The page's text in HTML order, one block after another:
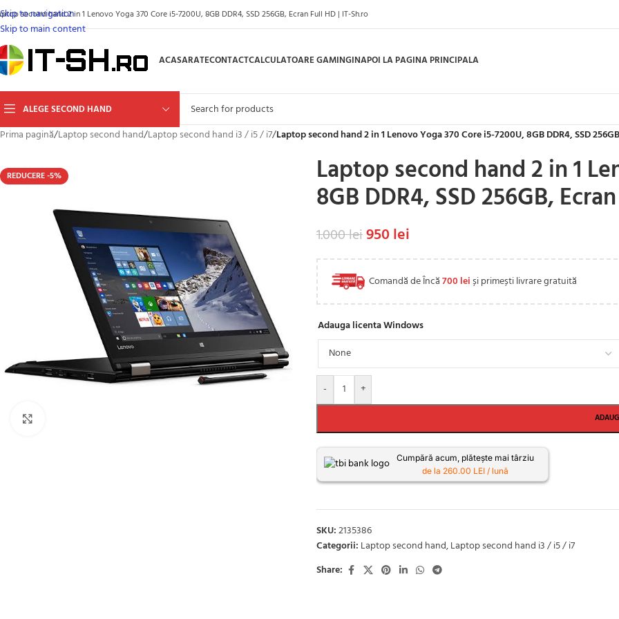
Skip to navigation
Skip to main content
second hand 2 in 1 Lenovo Yoga 370 Core i5-7200U, 8GB DDR4, SSD 256GB, Ecran Full HD | IT-Sh.ro
ACASARATECONTACTCALCULATOARE GAMINGINAPOI LA PAGINA PRINCIPALA
ALEGE SECOND HAND
Prima pagină/Laptop second hand/Laptop second hand i3 / i5 / i7/Laptop second hand 2 in 1 Lenovo Yoga 370 Core i5-7200U, 8GB DDR4, SSD
REDUCERE -5% Laptop second hand 2 in 1
8GB DDR4, SSD 256GB,
1.000lei950lei
Comandă de Încă700 leiși primești livrare gratuită
Adauga licenta Windows
- +
Cumpără acum, plătește mai târziu
de la 260.00 LEI / lună
SKU:2135386
Categorii: Laptop second hand,Laptop second hand i3 / i5 / i7
Share: